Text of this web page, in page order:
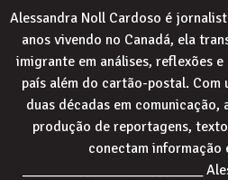
Alessandra Noll Cardoso é
anos vivendo no Canadá, ela
imigrante em análises, reflexões
país além do cartão-postal.
duas décadas em
produção de reportagens,
conectam informação
_________________________